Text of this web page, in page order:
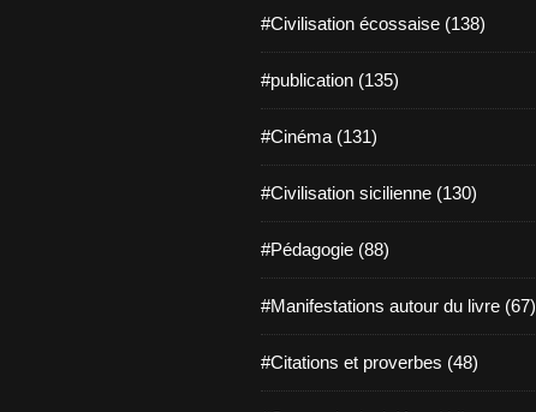
#Civilisation écossaise (138)
#publication (135)
#Cinéma (131)
#Civilisation sicilienne (130)
#Pédagogie (88)
#Manifestations autour du livre (67)
#Citations et proverbes (48)